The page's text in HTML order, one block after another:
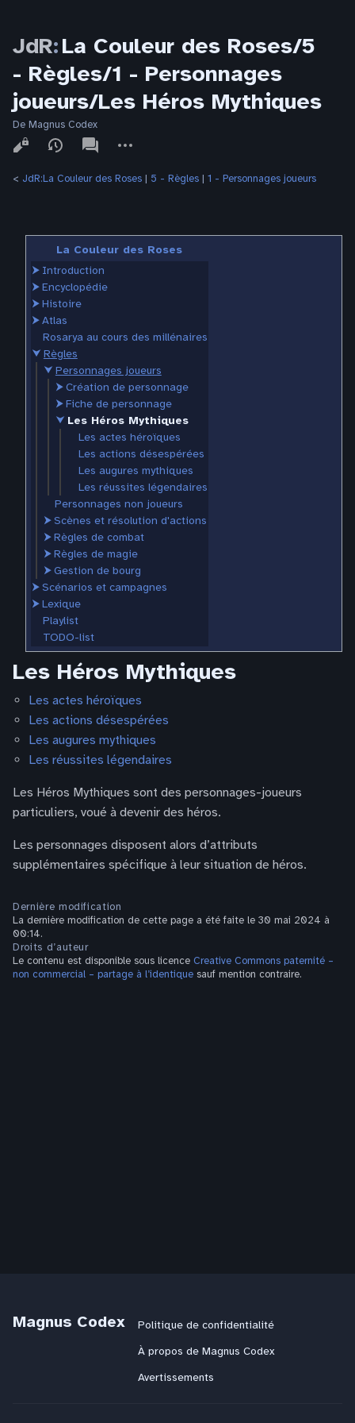
JdR:La Couleur des Roses/5
- Règles/1 - Personnages
joueurs/Les Héros Mythiques
De Magnus Codex
Affichages
associated-
pages
actions
< JdR:La Couleur des Roses ‎ | 5 - Règles ‎ | 1 - Personnages joueurs
La Couleur des Roses
⮞ Introduction
⮞Encyclopédie
⮞Histoire
⮞Atlas
Rosarya au cours des millénaires
⮟ Règles
⮟ Personnages joueurs
⮞Création de personnage
⮞Fiche de personnage
⮟ Les Héros Mythiques
Les actes héroïques
Les actions désespérées
Les augures mythiques
Les réussites légendaires
Personnages non joueurs
⮞Scènes et résolution d'actions
⮞Règles de combat
⮞Règles de magie
⮞Gestion de bourg
⮞Scénarios et campagnes
⮞Lexique
Playlist
TODO-list
Les Héros Mythiques
Les actes héroïques
Les actions désespérées
Les augures mythiques
Les réussites légendaires
Les Héros Mythiques sont des personnages-joueurs
particuliers, voué à devenir des héros.
Les personnages disposent alors d’attributs
supplémentaires spécifique à leur situation de héros.
Dernière modification
La dernière modification de cette page a été faite le 30 mai 2024 à
00:14.
Droits d’auteur
Le contenu est disponible sous licence Creative Commons paternité –
non commercial – partage à l’identique sauf mention contraire.
Magnus Codex
Politique de confidentialité
À propos de Magnus Codex
Avertissements